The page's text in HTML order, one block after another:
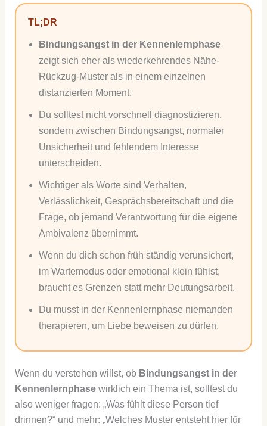
TL;DR
Bindungsangst in der Kennenlernphase
zeigt sich eher als wiederkehrendes Nähe-
Rückzug-Muster als in einem einzelnen
distanzierten Moment.
Du solltest nicht vorschnell diagnostizieren,
sondern zwischen Bindungsangst, normaler
Unsicherheit und fehlendem Interesse
unterscheiden.
Wichtiger als Worte sind Verhalten,
Verlässlichkeit, Gesprächsbereitschaft und die
Frage, ob jemand Verantwortung für die eigene
Ambivalenz übernimmt.
Wenn du dich schon früh ständig verunsichert,
im Wartemodus oder emotional klein fühlst,
braucht es Grenzen statt mehr Deutungsarbeit.
Du musst in der Kennenlernphase niemanden
therapieren, um Liebe beweisen zu dürfen.
Wenn du verstehen willst, ob Bindungsangst in der
Kennenlernphasewirklich ein Thema ist, solltest du
also weniger fragen: „Was fühlt diese Person tief
drinnen?“ und mehr: „Welches Muster entsteht hier für